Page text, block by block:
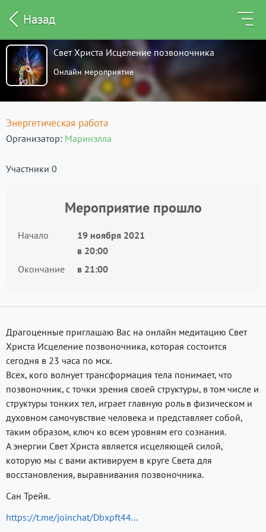
Назад
Свет Христа Исцеление позвоночника
Онлайн мероприятие
Энергетическая работа
Организатор Маринэлла
Участники 0
Мероприятие прошло
Начало
19 ноября 2021
в 20:00
Окончание
в 21:00
Драгоценные приглашаю Вас на онлайн медитацию Свет
Христа Исцеление позвоночника, которая состоится
сегодня в 23 часа по мск.
Всех, кого волнует трансформация тела понимает, что
позвоночник, с точки зрения своей структуры, в том числе и
структуры тонких тел, играет главную роль в физическом и
духовном самочувствие человека и представляет собой,
таким образом, ключ ко всем уровням его сознания.
А энергии Свет Христа является исцеляющей силой,
которую мы с вами активируем в круге Света для
восстановления, выравнивания позвоночника.
Сан Трейя.
https://t.me/joinchat/Dbxpft44...